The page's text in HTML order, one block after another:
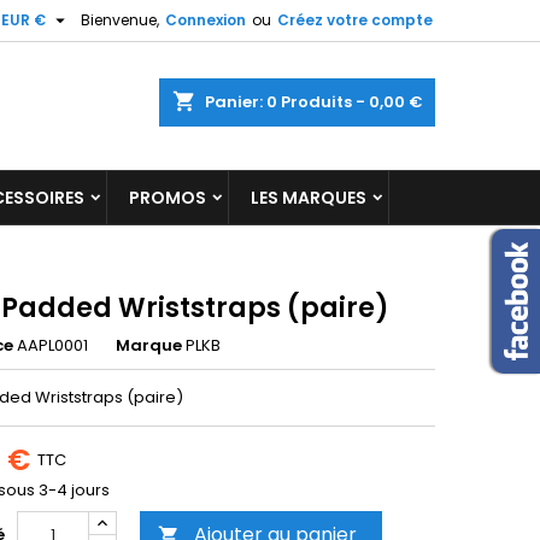
Bienvenue, Connexion ou Créez votre compte
EUR € 
shopping_cart Panier: 0 Produits - 0,00 €
PROMOS LES MARQUES
Padded Wriststraps (paire)
AAPL0001 MarquePLKB
Wriststraps (paire)
€ TTC
3-4 jours
